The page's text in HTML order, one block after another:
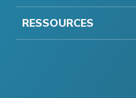
RESSOURCES